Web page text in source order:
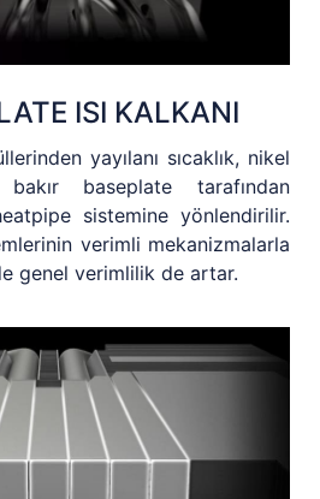
ISI KALKANI
yayılanı sıcaklık, nikel
baseplate tarafından
sistemine yönlendirilir.
verimli mekanizmalarla
genel verimlilik de artar.